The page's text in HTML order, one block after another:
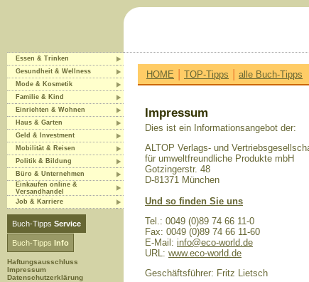
Essen & Trinken
Gesundheit & Wellness
Mode & Kosmetik
Familie & Kind
Einrichten & Wohnen
Haus & Garten
Geld & Investment
Mobilität & Reisen
Politik & Bildung
Büro & Unternehmen
Einkaufen online &
Versandhandel
Job & Karriere
Buch-Tipps Service
Buch-Tipps Info
Haftungsausschluss
Impressum
Datenschutzerklärung
HOME | TOP-Tipps | alle Buch-Tipps
Impressum
Dies ist ein Informationsangebot der:
ALTOP Verlags- und
für umweltfreundliche Produkte mbH
Gotzingerstr. 48
D-81371 München
Und so finden Sie uns
Tel.: 0049 (0)89 74 66 11-0
Fax: 0049 (0)89 74 66 11-60
E-Mail: info@eco-world.de
URL: www.eco-world.de
Geschäftsführer: Fritz Lietsch